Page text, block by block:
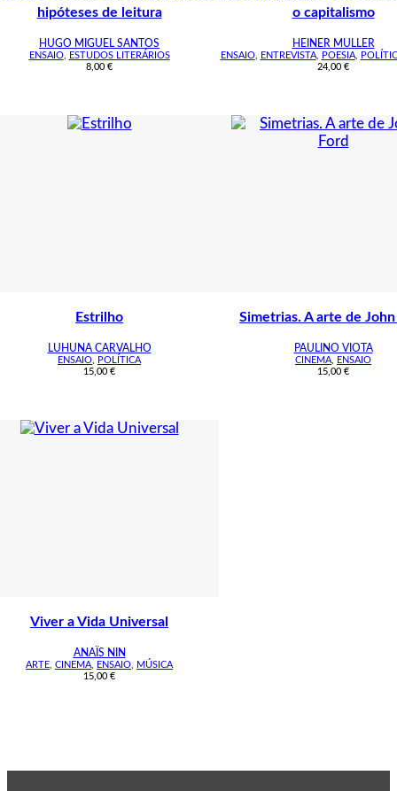
hipóteses de leitura
HUGO MIGUEL SANTOS
ENSAIO,
ESTUDOS LITERÁRIOS
8,00 €
o capitalismo
HEINER MULLER
ENSAIO, ENTREVISTA, POESIA,
24,00 €
Estrilho
LUHUNA CARVALHO
ENSAIO
POLÍTICA
15,00 €
Simetrias. A arte de
PAULINO VIOTA
CINEMA
ENSAIO
15,00 €
Viver a Vida Universal
ANAÏS NIN
ARTE CINEMA ENSAIO
MÚSICA
15,00 €